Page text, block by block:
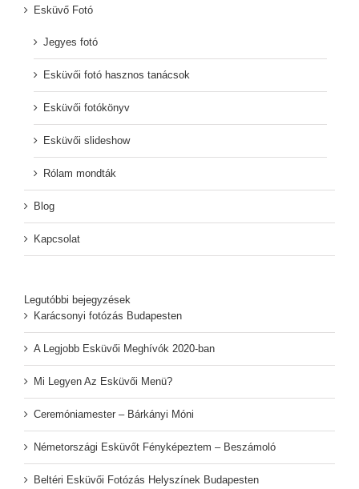
Esküvő Fotó
Jegyes fotó
Esküvői fotó hasznos tanácsok
Esküvői fotókönyv
Esküvői slideshow
Rólam mondták
Blog
Kapcsolat
Legutóbbi bejegyzések
Karácsonyi fotózás Budapesten
A Legjobb Esküvői Meghívók 2020-ban
Mi Legyen Az Esküvői Menü?
Ceremóniamester – Bárkányi Móni
Németországi Esküvőt Fényképeztem – Beszámoló
Beltéri Esküvői Fotózás Helyszínek Budapesten